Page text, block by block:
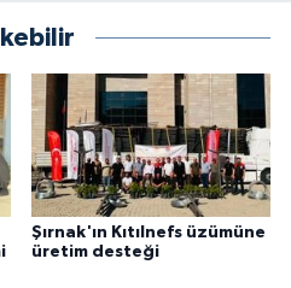
Şırnak'ın Kıtılnefs üzümüne
üretim desteği